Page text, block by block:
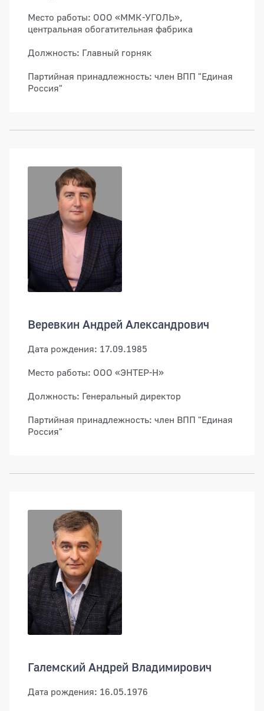
Место работы: ООО «ММК-УГОЛЬ»,
центральная обогатительная фабрика
Должность: Главный горняк
Партийная принадлежность: член ВПП "Единая
Россия"
Веревкин Андрей Александрович
Дата рождения: 17.09.1985
Место работы: ООО «ЭНТЕР-Н»
Должность: Генеральный директор
Партийная принадлежность: член ВПП "Единая
Россия"
Галемский Андрей Владимирович
Дата рождения: 16.05.1976